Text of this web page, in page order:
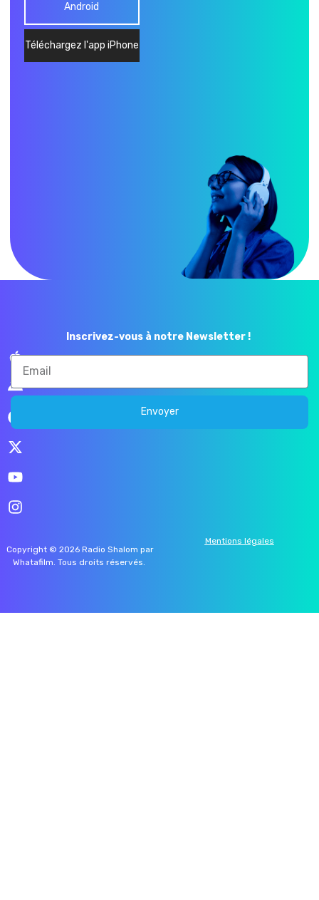
Android
Téléchargez l'app iPhone
Inscrivez-vous à notre Newsletter !
Envoyer
Copyright © 2026 Radio Shalom par
Whatafilm. Tous droits réservés.
Mentions légales